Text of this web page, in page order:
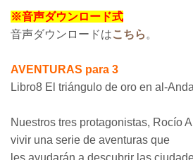
※音声ダウンロード式
音声ダウンロードはこちら 。
AVENTURAS para 3
Libro8 El triángulo de oro en al-
Nuestros tres protagonistas, Rocío
vivir una serie de aventuras que
les ayudarán a descubrir las